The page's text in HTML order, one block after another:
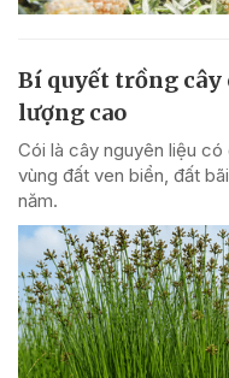
Bí quyết trồng cây
lượng cao
Cói là cây nguyên liệu
vùng đất ven biển, đất
năm.